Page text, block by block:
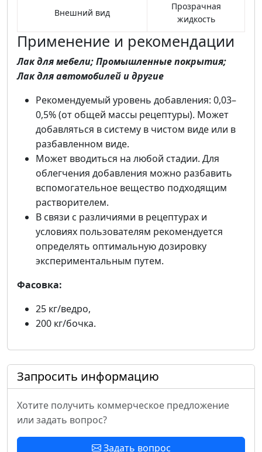
Внешний вид
Прозрачная
жидкость
Применение и рекомендации
Лак для мебели; Промышленные покрытия;
Лак для автомобилей и другие
Рекомендуемый уровень добавления: 0,03–
0,5% (от общей массы рецептуры). Может
добавляться в систему в чистом виде или в
разбавленном виде.
Может вводиться на любой стадии. Для
облегчения добавления можно разбавить
вспомогательное вещество подходящим
растворителем.
В связи с различиями в рецептурах и
условиях пользователям рекомендуется
определять оптимальную дозировку
экспериментальным путем.
Фасовка:
25 кг/ведро,
200 кг/бочка.
Запросить информацию
Хотите получить коммерческое предложение
или задать вопрос?
Задать вопрос